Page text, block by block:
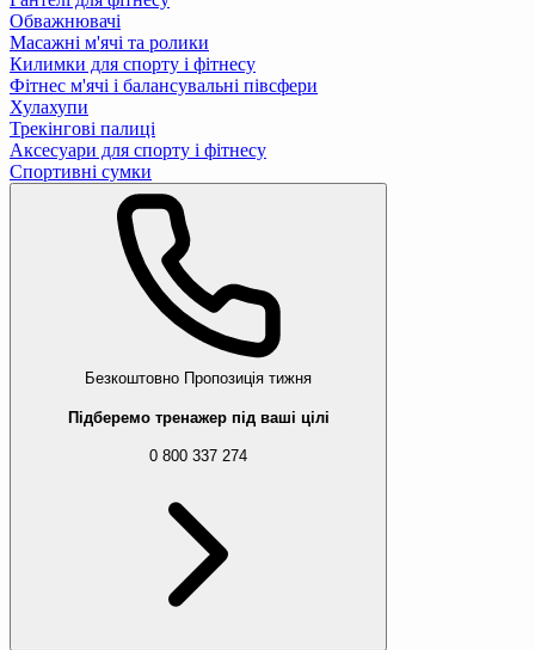
Обважнювачі
Масажні м'ячі та ролики
Килимки для спорту і фітнесу
Фітнес м'ячі і балансувальні півсфери
Хулахупи
Трекінгові палиці
Аксесуари для спорту і фітнесу
Спортивні сумки
Безкоштовно Пропозиція тижня
Підберемо тренажер під ваші цілі
0 800 337 274